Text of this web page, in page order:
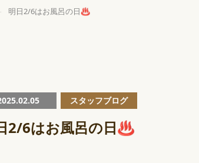
明日2/6はお風呂の日♨
スタッフブログ
2/6はお風呂の日♨